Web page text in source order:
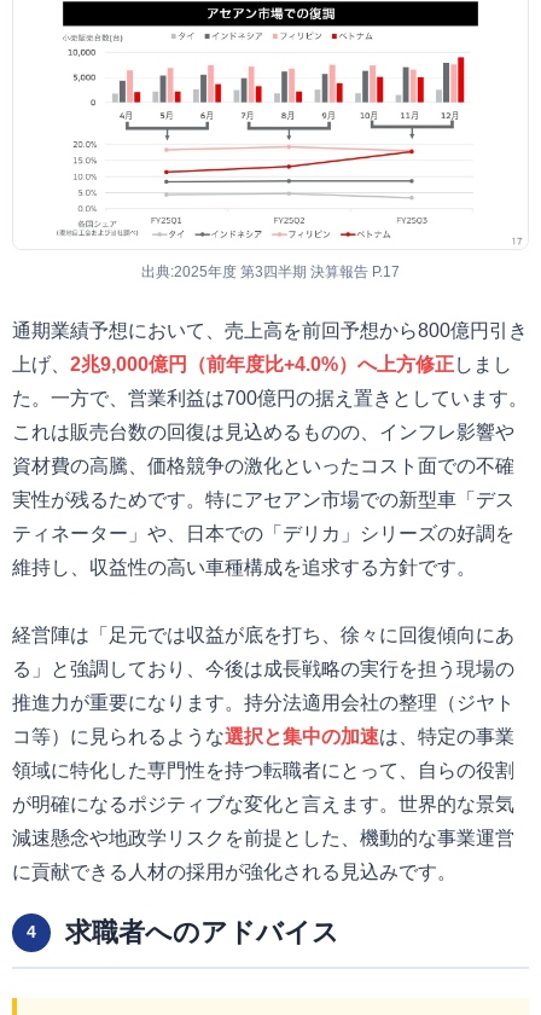
出典:2025年度 第3四半期 決算報告 P.17
通期業績予想において、売上高を前回予想から800億円引き
上げ、 2兆9,000億円（前年度比+4.0%）へ上方修正しまし
た。一方で、営業利益は700億円の据え置きとしています。
これは販売台数の回復は見込めるものの、インフレ影響や
資材費の高騰、価格競争の激化といったコスト面での不確
実性が残るためです。特にアセアン市場での新型車「デス
ティネーター」や、日本での「デリカ」シリーズの好調を
維持し、収益性の高い車種構成を追求する方針です。
経営陣は「足元では収益が底を打ち、徐々に回復傾向にあ
る」と強調しており、今後は成長戦略の実行を担う現場の
推進力が重要になります。持分法適用会社の整理（ジヤト
コ等）に見られるような選択と集中の加速は、特定の事業
領域に特化した専門性を持つ転職者にとって、自らの役割
が明確になるポジティブな変化と言えます。世界的な景気
減速懸念や地政学リスクを前提とした、機動的な事業運営
に貢献できる人材の採用が強化される見込みです。
4 求職者へのアドバイス